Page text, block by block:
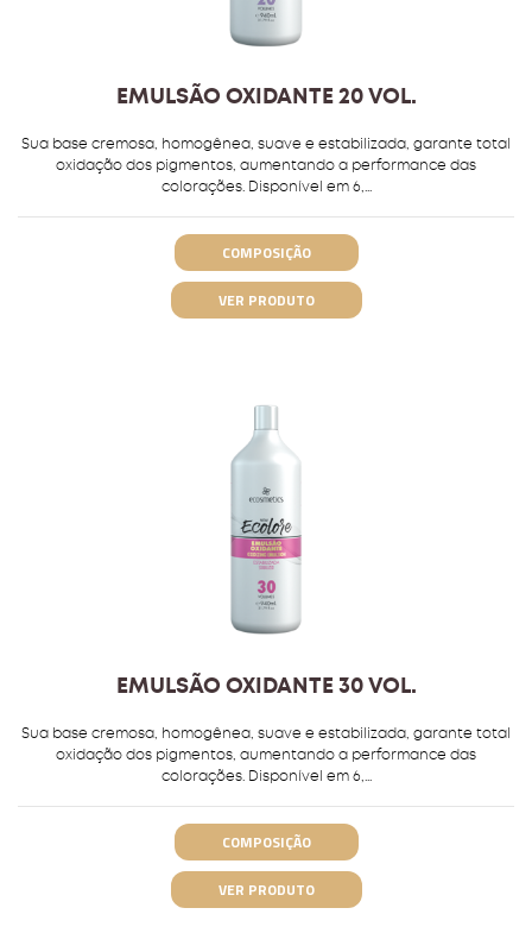
EMULSÃO OXIDANTE 20 VOL.
Sua base cremosa, homogênea, suave e estabilizada, garante total
oxidação dos pigmentos, aumentando a performance das
colorações. Disponível em 6,...
COMPOSIÇÃO
VER PRODUTO
EMULSÃO OXIDANTE 30 VOL.
Sua base cremosa, homogênea, suave e estabilizada, garante total
oxidação dos pigmentos, aumentando a performance das
colorações. Disponível em 6,...
COMPOSIÇÃO
VER PRODUTO